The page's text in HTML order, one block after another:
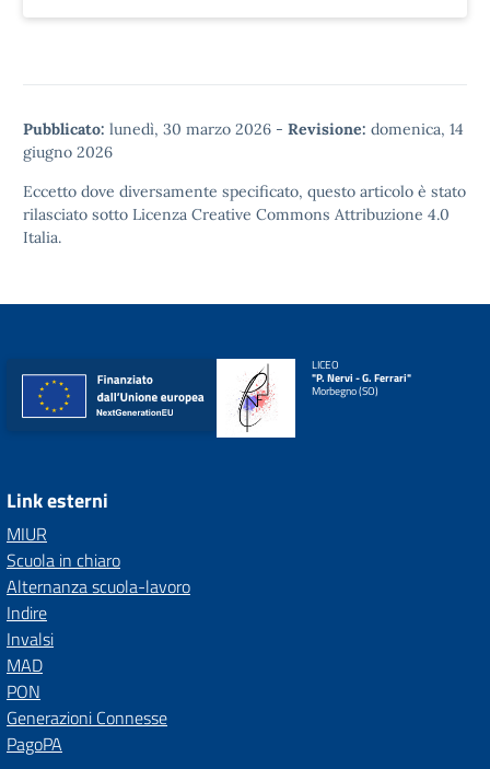
Pubblicato: lunedì, 30 marzo 2026 - Revisione: domenica, 14
giugno 2026
Eccetto dove diversamente specificato, questo articolo è stato
rilasciato sotto Licenza Creative Commons Attribuzione 4.0
Italia.
LICEO
"P. Nervi - G. Ferrari"
Morbegno (SO)
Link esterni
MIUR
Scuola in chiaro
Alternanza scuola-lavoro
Indire
Invalsi
MAD
PON
Generazioni Connesse
PagoPA